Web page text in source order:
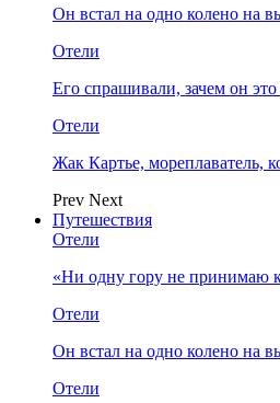
Он встал на одно колено на
Отели
Его спрашивали, зачем он
Отели
Жак Картье, мореплаватель,
Prev Next
Путешествия
Отели
«Ни одну гору не принимаю
Отели
Он встал на одно колено на
Отели